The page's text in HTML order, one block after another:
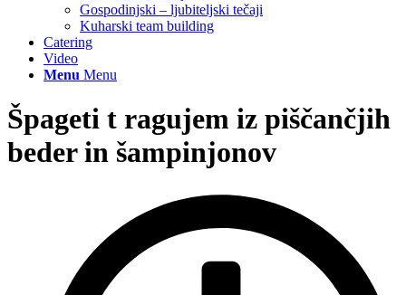
Gospodinjski – ljubiteljski tečaji
Kuharski team building
Catering
Video
Menu Menu
Špageti t ragujem iz piščančjih
beder in šampinjonov